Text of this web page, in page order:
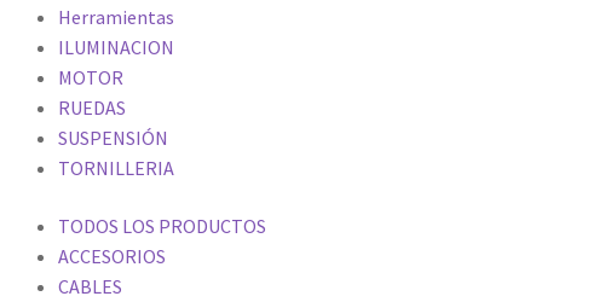
Herramientas
ILUMINACION
MOTOR
RUEDAS
SUSPENSIÓN
TORNILLERIA
TODOS LOS PRODUCTOS
ACCESORIOS
CABLES